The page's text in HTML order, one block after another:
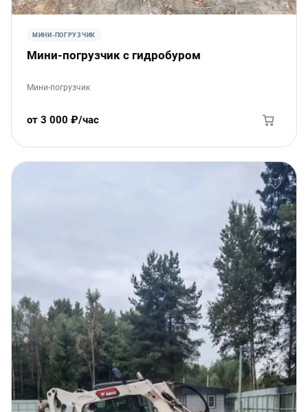
МИНИ-ПОГРУЗЧИК
Мини-погрузчик с гидробуром
Мини-погрузчик
от 3 000 ₽/час